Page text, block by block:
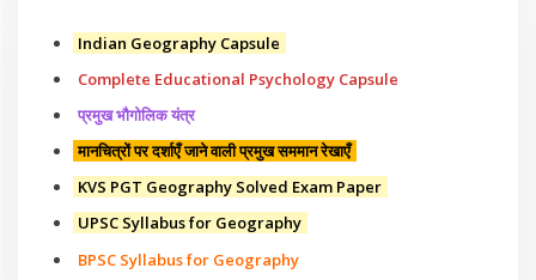
Indian Geography Capsule
Complete Educational Psychology Capsule
प्रमुख भौगोलिक यंत्र
मानचित्रों पर दर्शाएँ जाने वाली प्रमुख सममान रेखाएँ
KVS PGT Geography Solved Exam Paper
UPSC Syllabus for Geography
BPSC Syllabus for Geography